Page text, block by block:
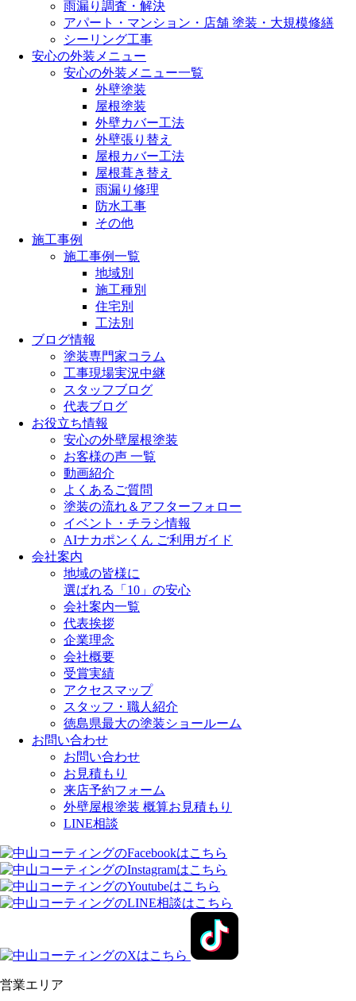
雨漏り調査・解決
アパート・マンション・店舗 塗装・大規模修繕
シーリング工事
安心の外装メニュー
安心の外装メニュー一覧
外壁塗装
屋根塗装
外壁カバー工法
外壁張り替え
屋根カバー工法
屋根葺き替え
雨漏り修理
防水工事
その他
施工事例
施工事例一覧
地域別
施工種別
住宅別
工法別
ブログ情報
塗装専門家コラム
工事現場実況中継
スタッフブログ
代表ブログ
お役立ち情報
安心の外壁屋根塗装
お客様の声 一覧
動画紹介
よくあるご質問
塗装の流れ＆アフターフォロー
イベント・チラシ情報
AIナカポンくん ご利用ガイド
会社案内
地域の皆様に
選ばれる「10」の安心
会社案内一覧
代表挨拶
企業理念
会社概要
受賞実績
アクセスマップ
スタッフ・職人紹介
徳島県最大の塗装ショールーム
お問い合わせ
お問い合わせ
お見積もり
来店予約フォーム
外壁屋根塗装 概算お見積もり
LINE相談
営業エリア